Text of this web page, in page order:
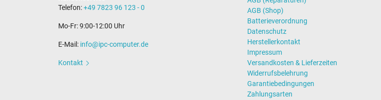
Telefon:+49 7823 96 123 - 0
Mo-Fr: 9:00-12:00 Uhr
E-Mail: info@ipc-computer.de
Kontakt
AGB (Shop)
Batterieverordnung
Datenschutz
Herstellerkontakt
Impressum
Versandkosten & Lieferzeiten
Widerrufsbelehrung
Garantiebedingungen
Zahlungsarten